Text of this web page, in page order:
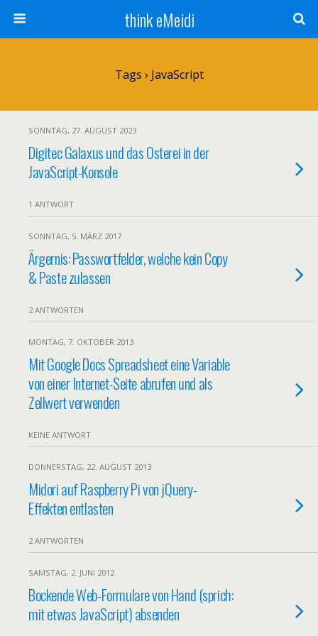
think eMeidi
Tags › JavaScript
SONNTAG, 27. AUGUST 2023
Digitec Galaxus und das Osterei in der
JavaScript-Konsole
1 ANTWORT
SONNTAG, 5. MÄRZ 2017
Ärgernis: Passwortfelder, welche kein Copy
& Paste zulassen
2 ANTWORTEN
MONTAG, 7. OKTOBER 2013
Mit Google Docs Spreadsheet eine Variable
von einer Internet-Seite abrufen und als
Zellwert verwenden
KEINE ANTWORT
DONNERSTAG, 22. AUGUST 2013
Midori auf Raspberry Pi von jQuery-
Effekten entlasten
2 ANTWORTEN
SAMSTAG, 2. JUNI 2012
Bockende Web-Formulare von Hand (sprich:
mit etwas JavaScript) absenden